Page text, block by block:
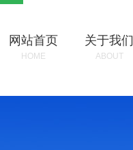
网站首页
HOME
关于我们
ABOUT